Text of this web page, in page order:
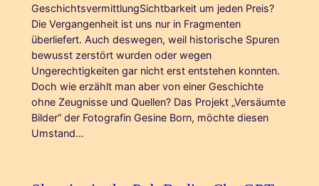
GeschichtsvermittlungSichtbarkeit um jeden Preis?
Die Vergangenheit ist uns nur in Fragmenten
überliefert. Auch deswegen, weil historische Spuren
bewusst zerstört wurden oder wegen
Ungerechtigkeiten gar nicht erst entstehen konnten.
Doch wie erzählt man aber von einer Geschichte
ohne Zeugnisse und Quellen? Das Projekt „Versäumte
Bilder“ der Fotografin Gesine Born, möchte diesen
Umstand…